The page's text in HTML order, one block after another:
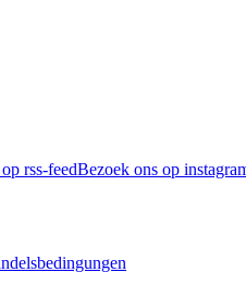
rss-feedBezoek ons op